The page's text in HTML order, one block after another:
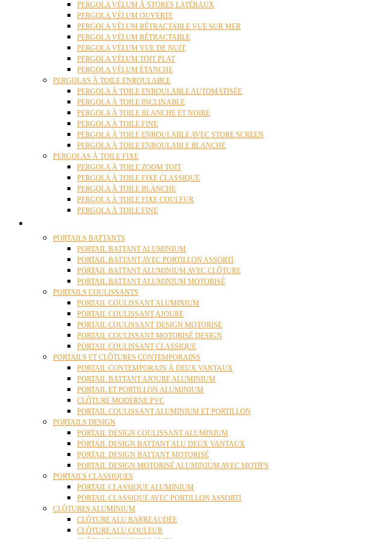
PERGOLA VÉLUM À STORES LATÉRAUX
PERGOLA VÉLUM OUVERTE
PERGOLA VÉLUM RÉTRACTABLE VUE SUR MER
PERGOLA VÉLUM RÉTRACTABLE
PERGOLA VÉLUM VUE DE NUIT
PERGOLA VÉLUM TOIT PLAT
PERGOLA VÉLUM ÉTANCHE
PERGOLAS À TOILE ENROULABLE
PERGOLA À TOILE ENROULABLE AUTOMATISÉE
PERGOLA À TOILE INCLINABLE
PERGOLA À TOILE BLANCHE ET NOIRE
PERGOLA À TOILE FINE
PERGOLA À TOILE ENROULABLE AVEC STORE SCREEN
PERGOLA À TOILE ENROULABLE BLANCHE
PERGOLAS À TOILE FIXE
PERGOLA À TOILE ZOOM TOIT
PERGOLA À TOILE FIXE CLASSIQUE
PERGOLA À TOILE BLANCHE
PERGOLA À TOILE FIXE COULEUR
PERGOLA À TOILE FINE
PORTAILS BATTANTS
PORTAIL BATTANT ALUMINIUM
PORTAIL BATTANT AVEC PORTILLON ASSORTI
PORTAIL BATTANT ALUMINIUM AVEC CLÔTURE
PORTAIL BATTANT ALUMINIUM MOTORISÉ
PORTAILS COULISSANTS
PORTAIL COULISSANT ALUMINIUM
PORTAIL COULISSANT AJOURE
PORTAIL COULISSANT DESIGN MOTORISE
PORTAIL COULISSANT MOTORISÉ DESIGN
PORTAIL COULISSANT CLASSIQUE
PORTAILS ET CLÔTURES CONTEMPORAINS
PORTAIL CONTEMPORAIN À DEUX VANTAUX
PORTAIL BATTANT AJOURE ALUMINIUM
PORTAIL ET PORTILLON ALUMINIUM
CLÔTURE MODERNE PVC
PORTAIL COULISSANT ALUMINIUM ET PORTILLON
PORTAILS DESIGN
PORTAIL DESIGN COULISSANT ALUMINIUM
PORTAIL DESIGN BATTANT ALU DEUX VANTAUX
PORTAIL DESIGN BATTANT MOTORISÉ
PORTAIL DESIGN MOTORISÉ ALUMINIUM AVEC MOTIFS
PORTAILS CLASSIQUES
PORTAIL CLASSIQUE ALUMINIUM
PORTAIL CLASSIQUE AVEC PORTILLON ASSORTI
CLÔTURES ALUMINIUM
CLÔTURE ALU BARREAUDÉE
CLÔTURE ALU COULEUR